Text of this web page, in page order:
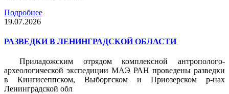
Подробнее
19.07.2026
РАЗВЕДКИ В ЛЕНИНГРАДСКОЙ ОБЛАСТИ
Приладожским отрядом комплексной антрополого-
археологической экспедиции МАЭ РАН проведены разведки
в Кингисеппском, Выборгском и Приозерском р-нах
Ленинградской обл